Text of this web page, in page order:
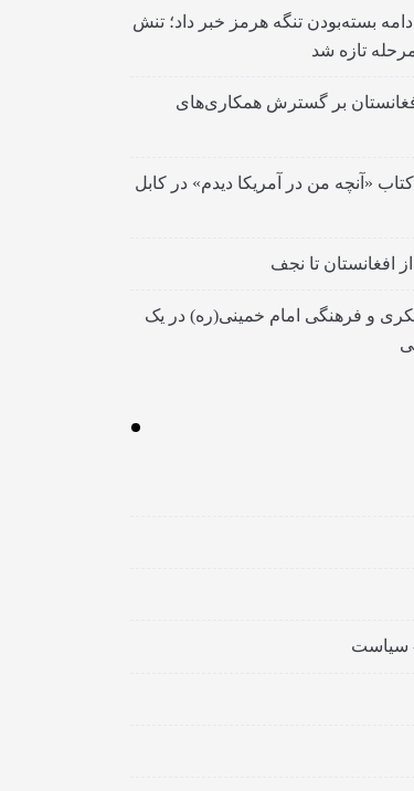
بسته‌بودن تنگه هرمز خبر داد؛ تنش
مرحله تازه شد
افغانستان بر گسترش همکاری‌های
«آنچه من در آمریکا دیدم» در کابل
افغانستان تا نجف
فکری و فرهنگی امام خمینی(ره) در یک
سیاست